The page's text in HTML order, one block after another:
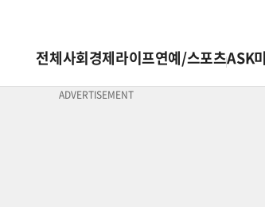
전체사회경제라이프연예/스포츠ASK